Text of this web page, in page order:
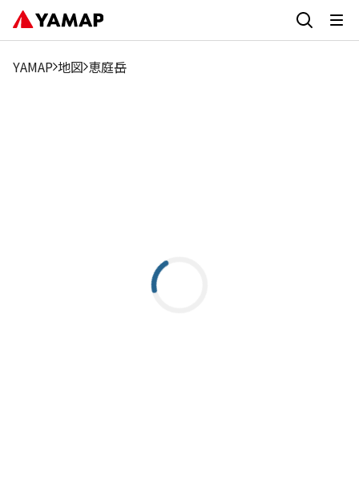
YAMAP 地図 恵庭岳